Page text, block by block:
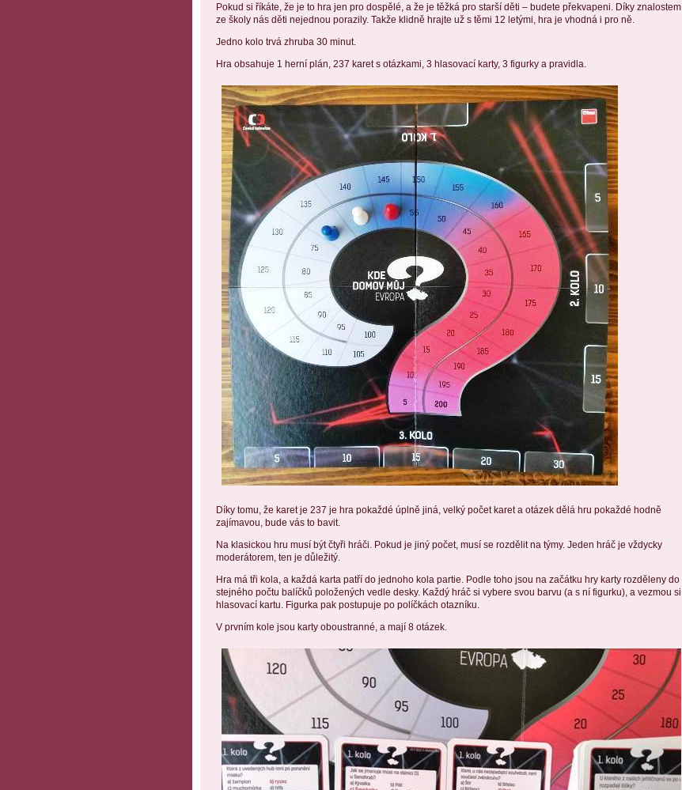
Pokud si říkáte, že je to hra jen pro dospělé, a že je těžká pro starší děti – budete překvapeni. Díky znalostem
ze školy nás děti nejednou porazily. Takže klidně hrajte už s těmi 12 letými, hra je vhodná i pro ně.
Jedno kolo trvá zhruba 30 minut.
Hra obsahuje 1 herní plán, 237 karet s otázkami, 3 hlasovací karty, 3 figurky a pravidla.
Díky tomu, že karet je 237 je hra pokaždé úplně jiná, velký počet karet a otázek dělá hru pokaždé hodně
zajímavou, bude vás to bavit.
Na klasickou hru musí být čtyři hráči. Pokud je jiný počet, musí se rozdělit na týmy. Jeden hráč je vždycky
moderátorem, ten je důležitý.
Hra má tři kola, a každá karta patří do jednoho kola partie. Podle toho jsou na začátku hry karty rozděleny do
stejného počtu balíčků položených vedle desky. Každý hráč si vybere svou barvu (a s ní figurku), a vezmou si
hlasovací kartu. Figurka pak postupuje po políčkách otazníku.
V prvním kole jsou karty oboustranné, a mají 8 otázek.